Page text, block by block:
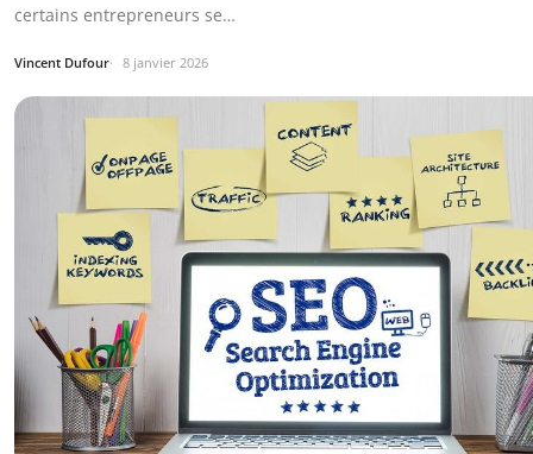
certains entrepreneurs se…
Vincent Dufour 8 janvier 2026